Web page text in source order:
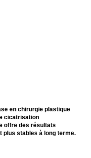
en chirurgie plastique
cicatrisation
offre des résultats
plus stables à long terme.